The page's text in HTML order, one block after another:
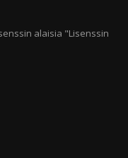
alaisia "Lisenssin